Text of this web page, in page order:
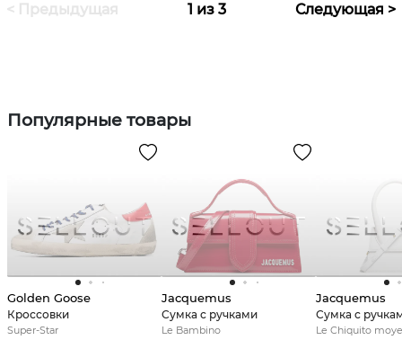
< Предыдущая 1 из 3 Следующая >
Популярные товары
Golden Goose
Кроссовки
Super-Star
Jacquemus
Сумка с ручками
Le Bambino
Jacquemus
Сумка с
Le Chiquito